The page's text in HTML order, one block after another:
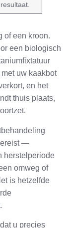
of een kroon.
een biologisch
uw kaakbot
en het
thuis plaats,
—
herstelperiode
omweg of
is hetzelfde
u precies